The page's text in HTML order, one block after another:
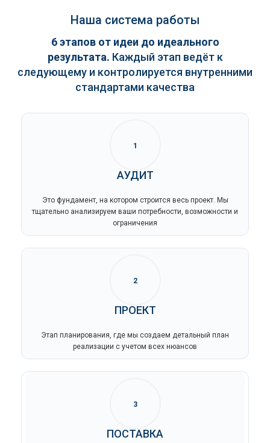
Наша система работы
6 этапов от идеи до идеального
результата. Каждый этап ведёт к
следующему и контролируется внутренними
стандартами качества
1
АУДИТ
Это фундамент, на котором строится весь проект. Мы
тщательно анализируем ваши потребности, возможности и
ограничения
2
ПРОЕКТ
Этап планирования, где мы создаем детальный план
реализации с учетом всех нюансов
3
ПОСТАВКА